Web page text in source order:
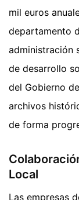
mil euros
departamento
administración
de desarrollo
del Gobierno
archivos
de forma
Local
Las empresas